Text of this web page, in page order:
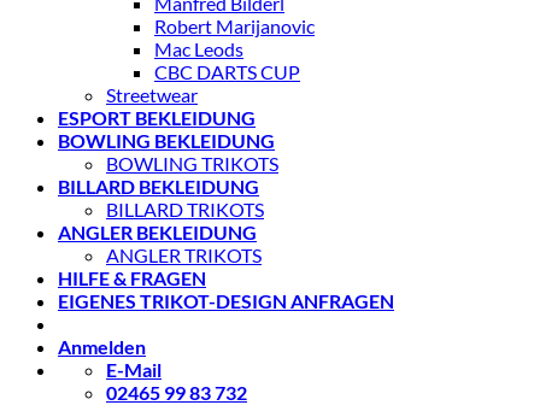
Robert Marijanovic
Mac Leods
CBC DARTS CUP
Streetwear
ESPORT BEKLEIDUNG
BOWLING BEKLEIDUNG
BOWLING TRIKOTS
BILLARD BEKLEIDUNG
BILLARD TRIKOTS
ANGLER BEKLEIDUNG
ANGLER TRIKOTS
HILFE & FRAGEN
EIGENES TRIKOT-DESIGN ANFRAGEN
Anmelden
E-Mail
02465 99 83 732